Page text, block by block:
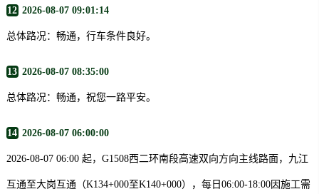
12 2026-08-07 09:01:14
总体路况：畅通，行车条件良好。
13 2026-08-07 08:35:00
总体路况：畅通，祝您一路平安。
14 2026-08-07 06:00:00
2026-08-07 06:00 起，G1508西二环南段高速双向方向主线路面，九江
互通至大岗互通（K134+000至K140+000），每日06:00-18:00因施工需